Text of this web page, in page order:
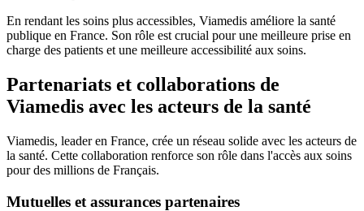
En rendant les soins plus accessibles, Viamedis améliore la santé
publique en France. Son rôle est crucial pour une meilleure prise en
charge des patients et une meilleure accessibilité aux soins.
Partenariats et collaborations de
Viamedis avec les acteurs de la santé
Viamedis, leader en France, crée un réseau solide avec les acteurs de
la santé. Cette collaboration renforce son rôle dans l'accès aux soins
pour des millions de Français.
Mutuelles et assurances partenaires